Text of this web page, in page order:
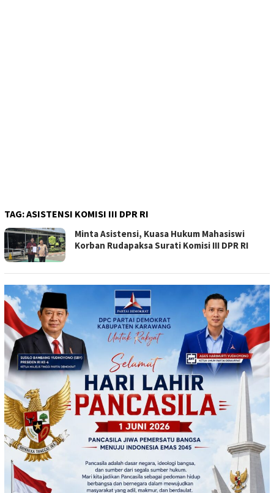
TAG:ASISTENSI KOMISI III DPR RI
Minta Asistensi, Kuasa Hukum Mahasiswi
Korban Rudapaksa Surati Komisi III DPR RI